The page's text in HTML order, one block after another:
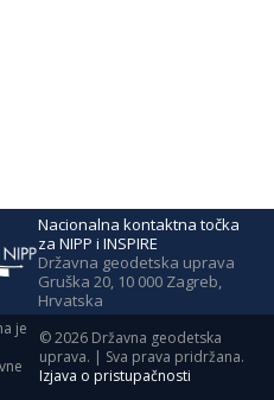
Nacionalna kontaktna točka
za NIPP i INSPIRE
Državna geodetska uprava
Gruška 20, 10 000 Zagreb,
Hrvatska
je
©2026 Državna geodetska
uprava. | Sva prava pridržana.
Izjava o pristupačnosti